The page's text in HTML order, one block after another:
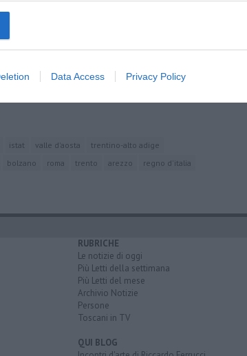
Data Access Privacy Policy
di posta.
istat valle d'aosta
trentino-alto adige
bolzano roma trento arezzo regno d'italia
RUBRICHE
Le notizie di oggi
Più Letti della settimana
Più Letti del mese
Archivio Notizie
Persone
Toscani in TV
QUI BLOG